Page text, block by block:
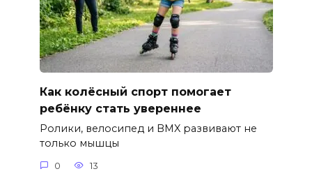
Как колёсный спорт помогает
ребёнку стать увереннее
Ролики, велосипед и BMX развивают не
только мышцы
0 13